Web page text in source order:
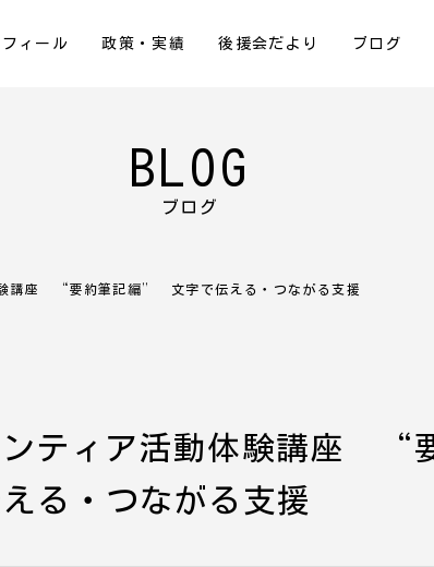
ィール 政策・実績 後援会だより ブログ
BLOG
ブログ
験講座 “要約筆記編” 文字で伝える・つながる支援
ンティア活動体験講座 “
る・つながる支援